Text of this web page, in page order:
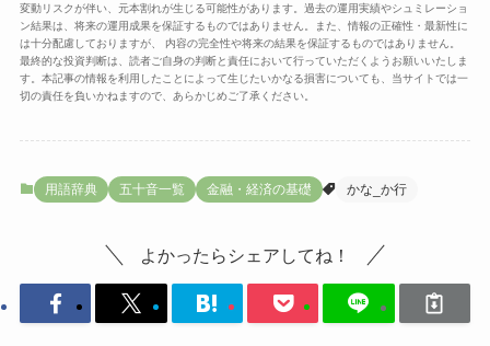
変動リスクが伴い、元本割れが生じる可能性があります。過去の運用実績やシュミレーショ
ン結果は、将来の運用成果を保証するものではありません。また、情報の正確性・最新性に
は十分配慮しておりますが、 内容の完全性や将来の結果を保証するものではありません。
最終的な投資判断は、読者ご自身の判断と責任において行っていただくようお願いいたしま
す。本記事の情報を利用したことによって生じたいかなる損害についても、当サイトでは一
切の責任を負いかねますので、あらかじめご了承ください。
用語辞典 五十音一覧 金融・経済の基礎 かな_か行
よかったらシェアしてね！